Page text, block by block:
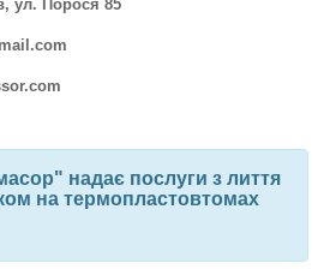
ул. Порося 85
надає послуги з лиття
на термопластовтомах